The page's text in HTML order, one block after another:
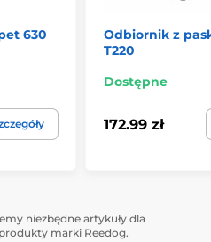
630
Odbiornik z
T220
Dostępne
172.99 zł
niezbędne artykuły dla
marki Reedog.